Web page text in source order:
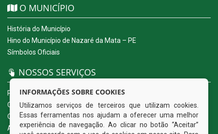
O MUNICÍPIO
História do Município
Hino do Município de Nazaré da Mata – PE
Símbolos Oficiais
NOSSOS SERVIÇOS
Portal da Transparência
Carta de Serviços ao Usuário
Ouvidoria Eletrônica
Acesso a Informação (eSIC)
INFORMAÇÕES SOBRE COOKIES
Utilizamos serviços de terceiros que utilizam cookies.
Essas ferramentas nos ajudam a oferecer uma melhor
experiência de navegação. Ao clicar no botão “Aceitar”